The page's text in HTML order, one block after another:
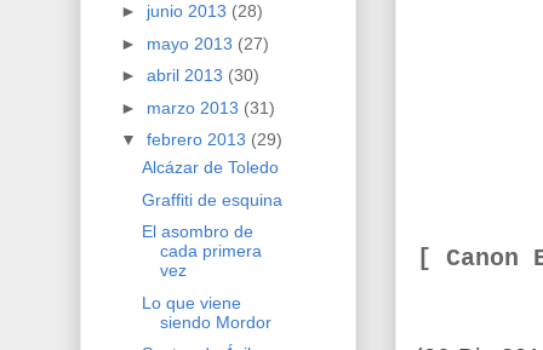
[ Canon
► junio 2013 (28)
► mayo 2013 (27)
► abril 2013 (30)
► marzo 2013 (31)
▼ febrero 2013 (29)
Alcázar de Toledo
Graffiti de esquina
El asombro de
cada primera
vez
Lo que viene
siendo Mordor